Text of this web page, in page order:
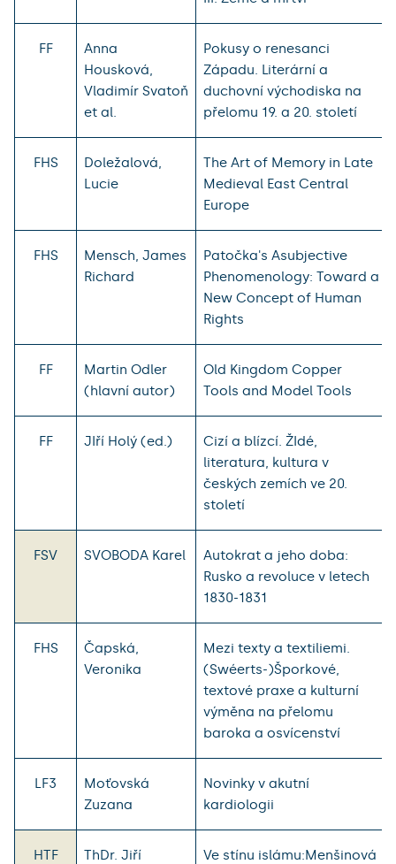
FF
Anna
Housková,
Vladimír Svatoň
et al.
Pokusy o renesanci
Západu. Literární a
duchovní východiska na
přelomu 19. a 20. století
FHS
Doležalová,
Lucie
The Art of Memory in Late
Medieval East Central
Europe
FHS
Mensch, James
Richard
Patočka's Asubjective
Phenomenology: Toward a
New Concept of Human
Rights
FF
Martin Odler
(hlavní autor)
Old Kingdom Copper
Tools and Model Tools
FF JIří Holý (ed.)
Cizí a blízcí. ŽIdé,
literatura, kultura v
českých zemích ve 20.
století
FSV SVOBODA Karel
Autokrat a jeho doba:
Rusko a revoluce v letech
1830-1831
FHS
Čapská,
Veronika
Mezi texty a textiliemi.
(Swéerts-)Šporkové,
textové praxe a kulturní
výměna na přelomu
baroka a osvícenství
LF3
Moťovská
Zuzana
Novinky v akutní
kardiologii
HTF
ThDr. Jiří
Ve stínu islámu:Menšinová